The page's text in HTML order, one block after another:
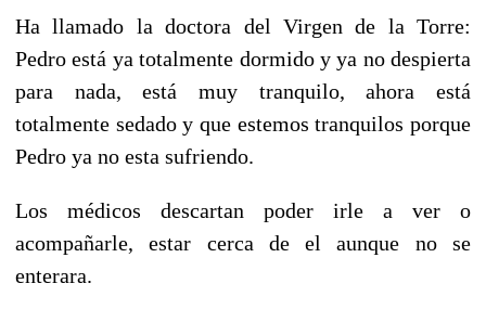
Ha llamado la doctora del Virgen de la Torre:
Pedro está ya totalmente dormido y ya no despierta
para nada, está muy tranquilo, ahora está
totalmente sedado y que estemos tranquilos porque
Pedro ya no esta sufriendo.
Los médicos descartan poder irle a ver o
acompañarle, estar cerca de el aunque no se
enterara.